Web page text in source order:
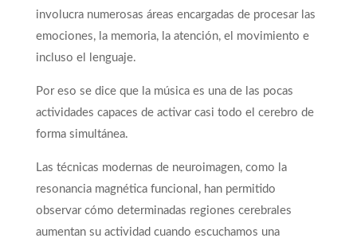
involucra numerosas áreas encargadas de procesar las
emociones, la memoria, la atención, el movimiento e
incluso el lenguaje.
Por eso se dice que la música es una de las pocas
actividades capaces de activar casi todo el cerebro de
forma simultánea.
Las técnicas modernas de neuroimagen, como la
resonancia magnética funcional, han permitido
observar cómo determinadas regiones cerebrales
aumentan su actividad cuando escuchamos una